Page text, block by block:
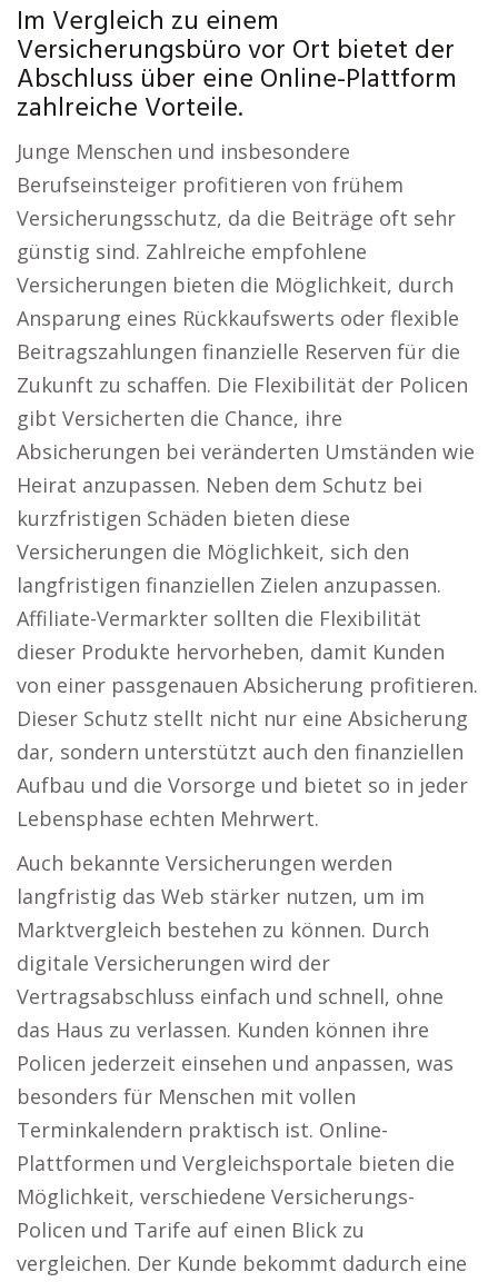
Im Vergleich zu einem
Versicherungsbüro vor Ort bietet der
Abschluss über eine Online-Plattform
zahlreiche Vorteile.
Junge Menschen und insbesondere
Berufseinsteiger profitieren von frühem
Versicherungsschutz, da die Beiträge oft sehr
günstig sind. Zahlreiche empfohlene
Versicherungen bieten die Möglichkeit, durch
Ansparung eines Rückkaufswerts oder flexible
Beitragszahlungen finanzielle Reserven für die
Zukunft zu schaffen. Die Flexibilität der Policen
gibt Versicherten die Chance, ihre
Absicherungen bei veränderten Umständen wie
Heirat anzupassen. Neben dem Schutz bei
kurzfristigen Schäden bieten diese
Versicherungen die Möglichkeit, sich den
langfristigen finanziellen Zielen anzupassen.
Affiliate-Vermarkter sollten die Flexibilität
dieser Produkte hervorheben, damit Kunden
von einer passgenauen Absicherung profitieren.
Dieser Schutz stellt nicht nur eine Absicherung
dar, sondern unterstützt auch den finanziellen
Aufbau und die Vorsorge und bietet so in jeder
Lebensphase echten Mehrwert.
Auch bekannte Versicherungen werden
langfristig das Web stärker nutzen, um im
Marktvergleich bestehen zu können. Durch
digitale Versicherungen wird der
Vertragsabschluss einfach und schnell, ohne
das Haus zu verlassen. Kunden können ihre
Policen jederzeit einsehen und anpassen, was
besonders für Menschen mit vollen
Terminkalendern praktisch ist. Online-
Plattformen und Vergleichsportale bieten die
Möglichkeit, verschiedene Versicherungs-
Policen und Tarife auf einen Blick zu
vergleichen. Der Kunde bekommt dadurch eine